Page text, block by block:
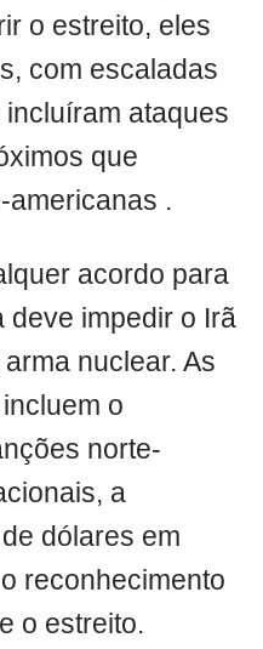
o estreito, eles
com escaladas
ataques
que
americanas .
acordo para
deve impedir o Irã
nuclear. As
o
norte-
a
dólares em
reconhecimento
o estreito.